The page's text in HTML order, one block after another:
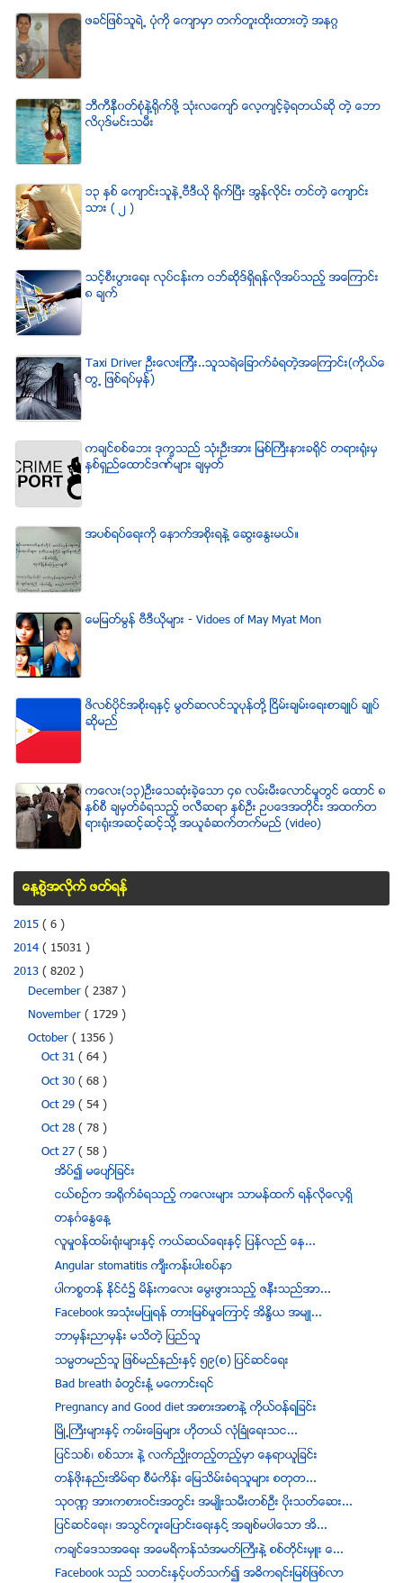
ဖခင္ျဖစ္သူရဲ႕ ပံုကို ေက်ာမွာ တက္တူးထိုးထားတဲ့ အနဂၢ
ဘီကီနီ၀တ္စံုနဲ႔႐ုိက္ဖို႔ သံုးလေက်ာ္ ေလ့က်င့္ခဲ့ရတယ္ဆို တဲ့ ေဘာ
လိ၀ုဒ္မင္းသမီး
၁၃ ႏွစ္ ေက်ာင္းသူနဲ႕ဗီဒီယို ရိုက္ျပီး အြန္လိုင္း တင္တဲ့ ေက်ာင္း
သား ( ၂ )
သင့္စီးပြားေရး လုပ္ငန္းက ဝဘ္ဆိုဒ္ရွိရန္လိုအပ္သည့္ အေၾကာင္း
၈ ခ်က္
Taxi Driver ဦးေလးၾကီး..သူသရဲေျခာက္ခံရတဲ့အေၾကာင္း(ကိုယ္ေ
တြ႕ ျဖစ္ရပ္မွန္)
ကခ်င္စစ္ေဘး ဒုကၡသည္ သံုးဦးအား ျမစ္ႀကီးနားခရိုင္ တရားရံုးမွ
ႏွစ္ရွည္ေထာင္ဒဏ္မ်ား ခ်မွတ္
အပစ္ရပ္ေရးကို ေနာက္အစိုးရနဲ႔ ေဆြးေႏြးမယ္။
ေမျမတ္မြန္ ဗီဒီယုိမ်ား - Vidoes of May Myat Mon
ဖိလစ္ပိုင္အစိုးရႏွင့္ မြတ္ဆလင္သူပုန္တို႔ ၿငိမ္းခ်မ္းေရးစာခ်ဳပ္ ခ်ဳပ္
ဆိုမည္
ကေလး(၁၃)ဦးေသဆံုးခဲ့ေသာ ၄၈ လမ္းမီးေလာင္မႈတြင္ ေထာင္ ၈
ႏွစ္စီ ခ်မွတ္ခံရသည့္ ဗလီဆရာ ႏွစ္ဦး ဥပေဒအတိုင္း အထက္တ
ရားရံုးအဆင့္ဆင့္သို႔ အယူခံဆက္တက္မည္ (video)
ေန႔စြဲအလိုက္ ဖတ္ရန္
2015 ( 6 )
2014 ( 15031 )
2013 ( 8202 )
December ( 2387 )
November ( 1729 )
October ( 1356 )
Oct 31( 64 )
Oct 30( 68 )
Oct 29( 54 )
Oct 28( 78 )
Oct 27( 58 )
အိပ္၍ မေပ်ာ္ျခင္း
ငယ္စဥ္က အရိုက္ခံရသည့္ ကေလးမ်ား သာမန္ထက္ ရန္လိုေလ့ရွိ
တနဂၤေႏြေန႔
လူမႈဝန္ထမ္း႐ံုးမ်ားႏွင့္ ကယ္ဆယ္ေရးႏွင့္ ျပန္လည္ ေန...
Angular stomatitis က်ီးကန္းပါးစပ္နာ
ပါကစၥတန္ ႏုိင္ငံ၌ မိန္းကေလး ေမြးဖြားသည့္ ဇနီးသည္အာ...
Facebook အသံုးမျပဳရန္ တားျမစ္မႈေၾကာင့္ အိႏၵိယ အမ်ဳ...
ဘာမွန္းညာမွန္း မသိတဲ့ ျပည္သူ
သမၼတမည္သူ ျဖစ္မည္နည္းႏွင့္ ၅၉(စ) ျပင္ဆင္ေရး
Bad breath ခံတြင္းနံ႔ မေကာင္းရင္
Pregnancy and Good diet အစားအစာနဲ႔ ကိုယ္ဝန္ရျခင္း
ၿမိဳ႕ႀကီးမ်ားႏွင့္ ကမ္းေျခမ်ား ဟိုတယ္ လုံၿခံဳေရးသင...
ျပင္သစ္၊ စစ္သား နဲ႔ လက္ညိွဳးတည့္တည့္မွာ ေနရာယူျခင္း
တန္ဖိုးနည္းအိမ္ရာ စီမံကိန္း ေျမသိမ္းခံရသူမ်ား စတုတ...
သုဝဏၰ အားကစားဝင္းအတြင္း အမ်ဳိးသမီးတစ္ဦး ပိုးသတ္ေဆး...
ျပင္ဆင္ေရး၊ အသြင္ကူးေျပာင္းေရးႏွင္႔ အခ်စ္မပါေသာ အိ...
ကခ်င္ေဒသအေရး အေမရိကန္သံအမတ္ႀကီးနဲ႔ စစ္တုိင္းမွဴး ေ...
Facebook သည္ သတင္းႏွင့္ပတ္သက္၍ အဓိကရင္းျမစ္ျဖစ္လာ